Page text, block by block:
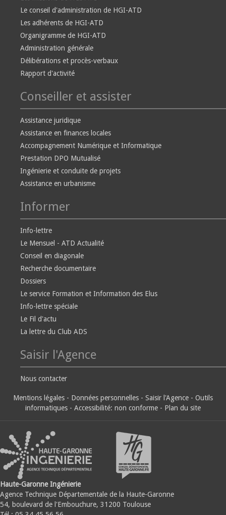
Le conseil d'administration de HGI-ATD
Les adhérents de HGI-ATD
Organigramme de HGI-ATD
Administration générale
Délibérations et procès-verbaux
Rapport d'activité
Conseiller et assister
Assistance juridique
Assistance en finances locales
Accompagnement Numérique et Informatique
Prestation DPO Mutualisé
Ingénierie et conduite de projets
Assistance en urbanisme
Informer
Info-lettre
Le Mensuel - ATD Actualité
Conseil en diagonale
Recherche documentaire
Dossiers
Le service Formation et Information des Elus
Info-lettre spéciale
Le Fil d'actu
La lettre du Club ADS
Saisir l'Agence
Nous contacter
Mentions légales - Données personnelles - Saisir l'Agence - Outils
informatiques - Accessibilité: non conforme - Plan du site
Haute-Garonne Ingénierie
Agence Technique Départementale de la Haute-Garonne
54, boulevard de l'Embouchure, 31200 Toulouse